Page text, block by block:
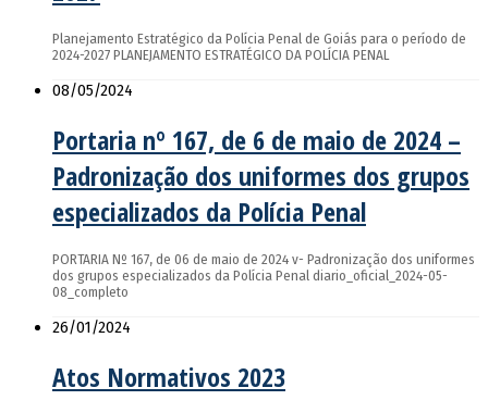
Planejamento Estratégico da Polícia Penal de Goiás para o período de
2024-2027 PLANEJAMENTO ESTRATÉGICO DA POLÍCIA PENAL
08/05/2024
Portaria nº 167, de 6 de maio de 2024 –
Padronização dos uniformes dos grupos
especializados da Polícia Penal
PORTARIA Nº 167, de 06 de maio de 2024 v- Padronização dos uniformes
dos grupos especializados da Polícia Penal diario_oficial_2024-05-
08_completo
26/01/2024
Atos Normativos 2023